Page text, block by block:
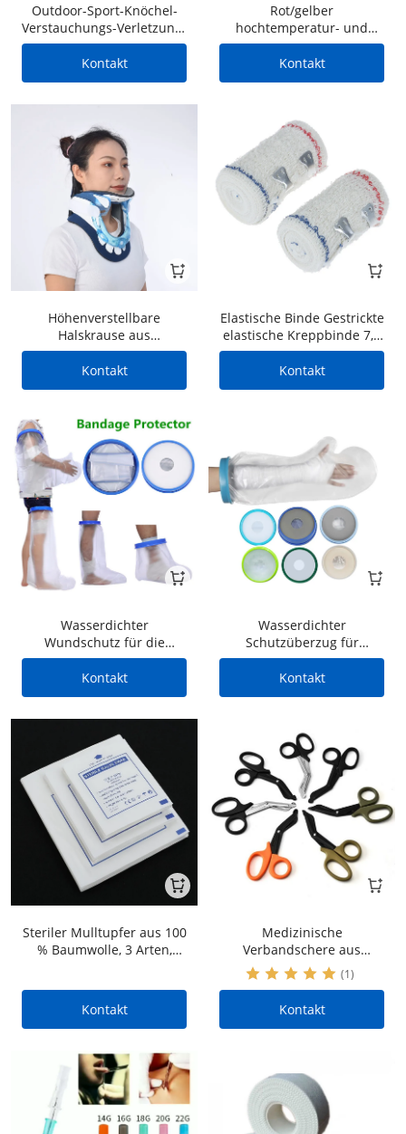
Outdoor-Sport-Knöchel-
Verstauchungs-Verletzung-
Knöchel-Unterstützung
Kontakt
Rot/gelber
hochtemperatur- und
hochdruckbeständiger
biologisch gefährlicher
Abfallbeutel PP-
Großhandel
Kontakt
Höhenverstellbare
Halskrause aus
Polymerkunststoff.
Praktisch und tragbar.
Feste Halskrause
Kontakt
Elastische Binde Gestrickte
elastische Kreppbinde 7,5
cm * 4,5 m
Kontakt
Wasserdichter
Wundschutz für die
postoperative Pflege von
Knöchel, Knie und Bein
Kontakt
Wasserdichter
Schutzüberzug für
postoperative
Verletzungen.
Wasserdichte Arm- und
Kontakt
Steriler Mulltupfer aus 100
% Baumwolle, 3 Arten,
Kontakt
Medizinische
Verbandschere aus
Edelstahl in großen
Mengen für Erste-Hilfe-
Sets
(1)
Kontakt